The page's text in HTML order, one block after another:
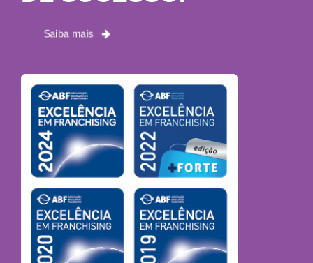
Saiba mais